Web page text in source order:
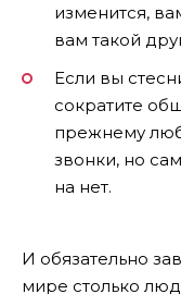
изменится,
вам такой
Если вы
сократите
прежнему
звонки, но
на нет.
И обязательно
мире столько